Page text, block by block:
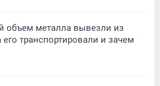
объем металла вывезли из
транспортировали и зачем